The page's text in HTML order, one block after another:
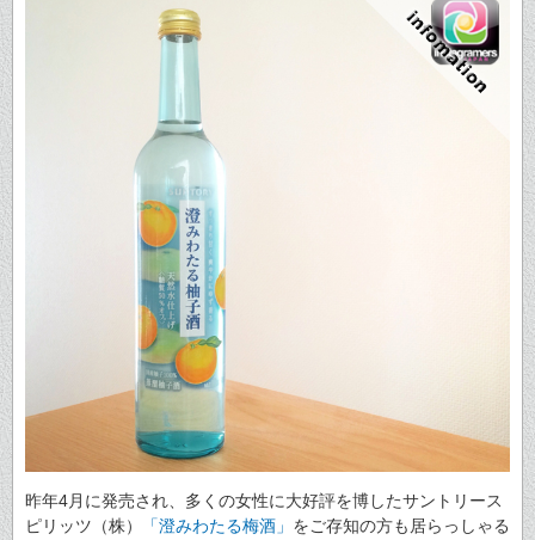
昨年4月に発売され、多くの女性に大好評を博したサントリース
ピリッツ（株）
「澄みわたる梅酒」 をご存知の方も居らっしゃる